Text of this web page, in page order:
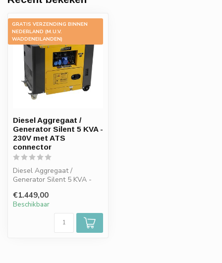
GRATIS VERZENDING BINNEN
NEDERLAND (M.U.V.
WADDENEILANDEN)
Diesel Aggregaat /
Generator Silent 5 KVA -
230V met ATS
connector
Diesel Aggregaat /
Generator Silent 5 KVA -
€1.449,00
Beschikbaar